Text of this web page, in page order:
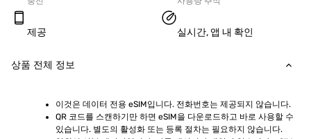
제공 실시간, 앱 내 확인
상품 전체 정보
이것은 데이터 전용 eSIM입니다. 전화번호는 제공되지 않습니다.
QR 코드를 스캔하기만 하면 eSIM을 다운로드하고 바로 사용할 수
있습니다. 별도의 활성화 또는 등록 절차는 필요하지 않습니다.